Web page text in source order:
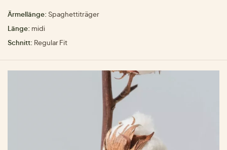
Ärmellänge: Spaghettiträger
Länge: midi
Schnitt: Regular Fit